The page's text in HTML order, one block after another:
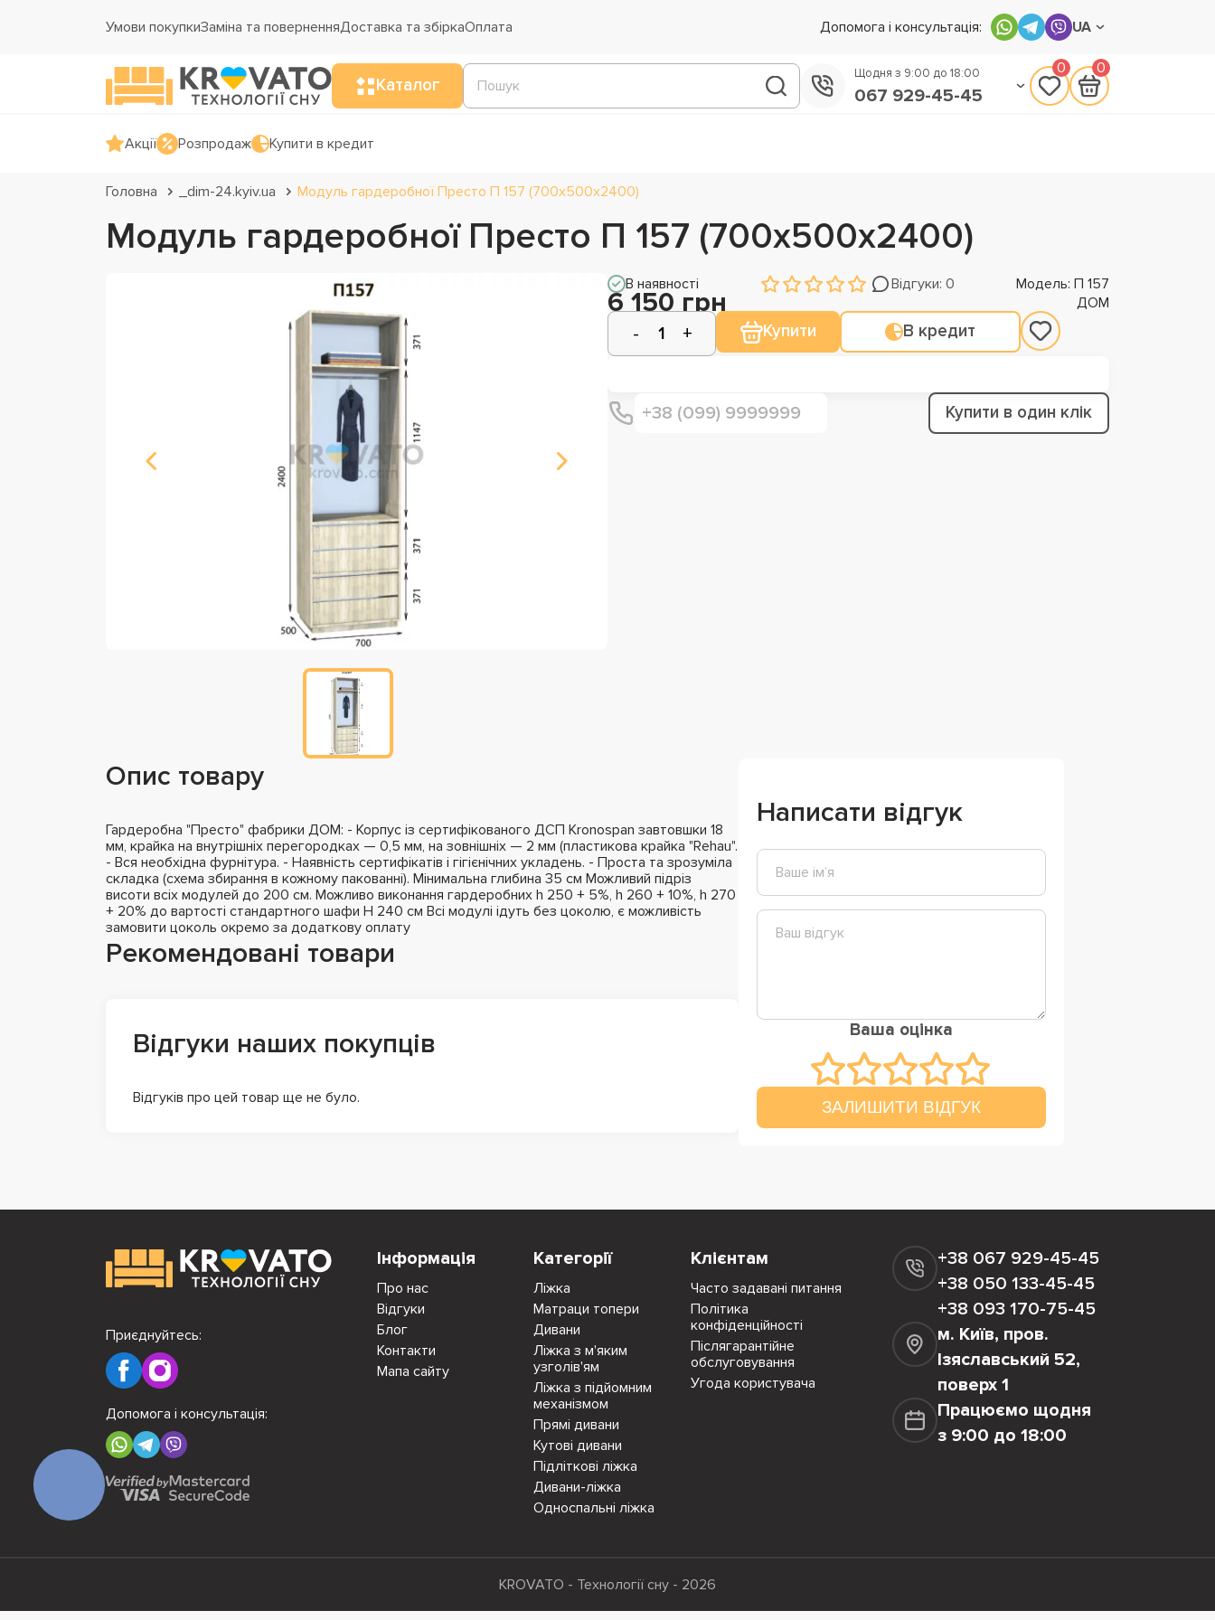
Умови покупкиЗаміна та поверненняДоставка та збіркаОплата Допомога і консультація: UA
Каталог
Щодня з 9:00 до 18:00
067 929-45-45
0 0
Акції Розпродаж Купити в кредит
Головна _dim-24.kyiv.ua Модуль гардеробної Престо П 157 (700х500х2400)
Модуль гардеробної Престо П 157 (700х500х2400)
В наявності Відгуки: 0 Модель: П 157
6 150 грн ДОМ
Купити В кредит
Купити в один клік
Опис товару
Гардеробна "Престо" фабрики ДОМ: - Корпус із сертифікованого ДСП Kronospan завтовшки 18
мм, крайка на внутрішніх перегородках — 0,5 мм, на зовнішніх — 2 мм (пластикова крайка "Rehau".
- Вся необхідна фурнітура. - Наявність сертифікатів і гігієнічних укладень. - Проста та зрозуміла
складка (схема збирання в кожному пакованні). Мінимальна глибина 35 см Можливий підріз
висоти всіх модулей до 200 см. Можливо виконання гардеробних h 250 + 5%, h 260 + 10%, h 270
+ 20% до вартості стандартного шафи H 240 см Всі модулі ідуть без цоколю, є можливість
замовити цоколь окремо за додаткову оплату
Рекомендовані товари
Відгуки наших покупців
Відгуків про цей товар ще не було.
Написати відгук
Ваша оцінка
ЗАЛИШИТИ ВІДГУК
Інформація
Про нас
Відгуки
Блог
Контакти
Мапа сайту
Категорії
Ліжка
Матраци топери
Дивани
Ліжка з м'яким
узголів'ям
Ліжка з підйомним
механізмом
Прямі дивани
Кутові дивани
Підліткові ліжка
Дивани-ліжка
Односпальні ліжка
Клієнтам
Часто задавані питання
Політика
конфіденційності
Післягарантійне
обслуговування
Угода користувача
+38 067 929-45-45
+38 050 133-45-45
+38 093 170-75-45
м. Київ, пров.
Ізяславський 52,
поверх 1
Працюємо щодня
з 9:00 до 18:00
Приєднуйтесь:
Допомога і консультація:
KROVATO - Технології сну - 2026